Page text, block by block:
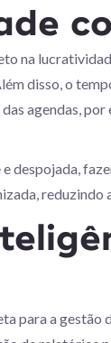
disso, o
agendas,
para a